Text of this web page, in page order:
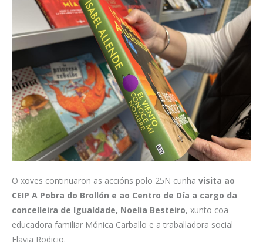
O xoves continuaron as accións polo 25N cunha visita ao
CEIP A Pobra do Brollón e ao Centro de Día a cargo da
concelleira de Igualdade, Noelia Besteiro, xunto coa
educadora familiar Mónica Carballo e a traballadora social
Flavia Rodicio.